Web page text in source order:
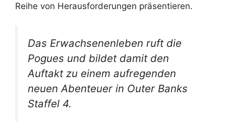
Reihe von Herausforderungen präsentieren.
Das Erwachsenenleben ruft die
Pogues und bildet damit den
Auftakt zu einem aufregenden
neuen Abenteuer in Outer Banks
Staffel 4.